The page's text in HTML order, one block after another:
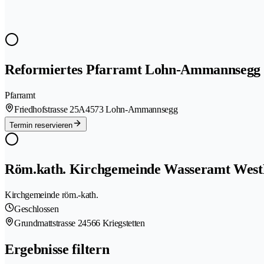
Reformiertes Pfarramt Lohn-Ammannsegg
Pfarramt
Friedhofstrasse 25A4573 Lohn-Ammannsegg
Termin reservieren
Röm.kath. Kirchgemeinde Wasseramt
Kirchgemeinde röm.-kath.
Geschlossen
Grundmattstrasse 24566 Kriegstetten
Ergebnisse filtern